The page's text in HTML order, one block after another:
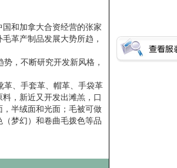
和加拿大合资经营的张家
革产制品发展大势所趋，
，不断研究开发新风格，
、手套革、帽革、手袋革
，新近又开发出滩羔，口
半绒面和光面；毛被可做
梦幻）和卷曲毛拨色等品